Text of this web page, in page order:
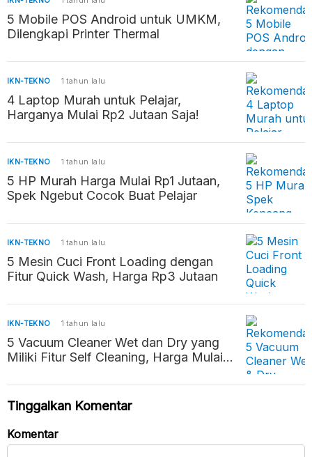
5 Mobile POS Android untuk UMKM,
Dilengkapi Printer Thermal
IKN-TEKNO 1 tahun lalu
4 Laptop Murah untuk Pelajar,
Harganya Mulai Rp2 Jutaan Saja!
IKN-TEKNO 1 tahun lalu
5 HP Murah Harga Mulai Rp1 Jutaan,
Spek Ngebut Cocok Buat Pelajar
IKN-TEKNO 1 tahun lalu
5 Mesin Cuci Front Loading dengan
Fitur Quick Wash, Harga Rp3 Jutaan
IKN-TEKNO 1 tahun lalu
5 Vacuum Cleaner Wet dan Dry yang
Miliki Fitur Self Cleaning, Harga Mulai
Tinggalkan Komentar
Komentar